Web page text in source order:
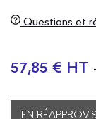
Questions et
57,85 € HT
EN